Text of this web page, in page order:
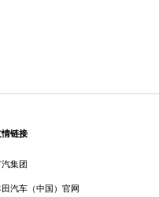
情链接
汽集团
田汽车（中国）官网